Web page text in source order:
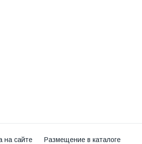
на сайте Размещение в каталоге